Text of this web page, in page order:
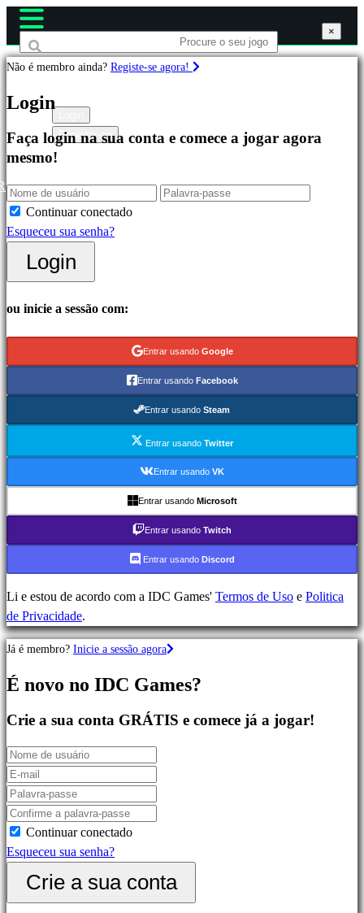
Jogos
Destacados
Novos
Lançamentos
Free
Play
Categorias
Ação
Estratégia
Aventura
Jogos
de
Desporto
Jogos
de
Atirador
de
Jogos
Jogos
indie
Jogos
de
Jogos
Registar-se
×
Não é membro ainda? Registe-se agora!
Login
Faça login na sua conta e comece a jogar agora
mesmo!
Continuar conectado
Esqueceu sua senha?
Login
ou inicie a sessão com:
Entrar usando Google
Entrar usando Facebook
Entrar usando Steam
Entrar usando Twitter
Entrar usando VK
Entrar usando Microsoft
Entrar usando Twitch
Entrar usando Discord
Li e estou de acordo com a IDC Games' Termos de Uso e Politica
de Privacidade.
×
Já é membro? Inicie a sessão agora
É novo no IDC Games?
Crie a sua conta GRÁTIS e comece já a jogar!
Continuar conectado
Esqueceu sua senha?
Crie a sua conta
×